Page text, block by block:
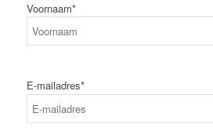
Voornaam*
E-mailadres*